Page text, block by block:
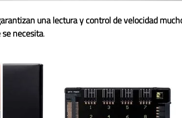
una lectura y control de velocidad
se necesita.